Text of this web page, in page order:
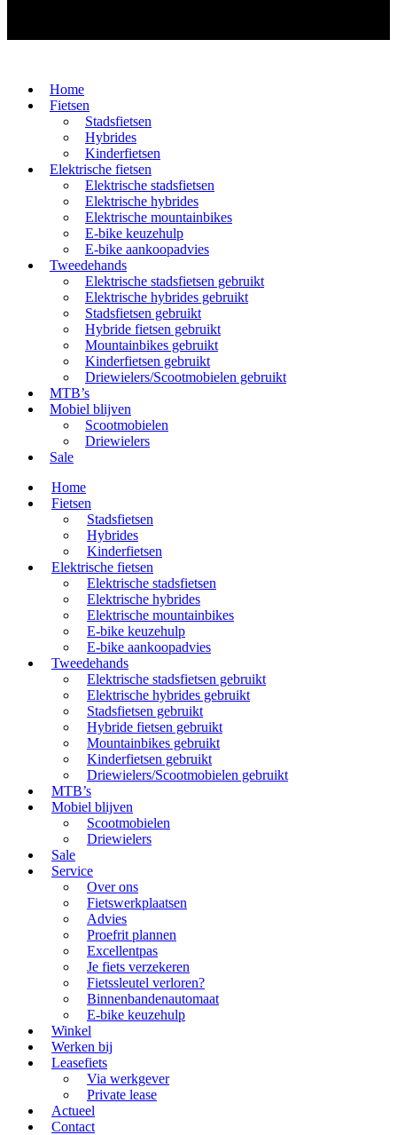
Home
Fietsen
Stadsfietsen
Hybrides
Kinderfietsen
Elektrische fietsen
Elektrische stadsfietsen
Elektrische hybrides
Elektrische mountainbikes
E-bike keuzehulp
E-bike aankoopadvies
Tweedehands
Elektrische stadsfietsen gebruikt
Elektrische hybrides gebruikt
Stadsfietsen gebruikt
Hybride fietsen gebruikt
Mountainbikes gebruikt
Kinderfietsen gebruikt
Driewielers/Scootmobielen gebruikt
MTB’s
Mobiel blijven
Scootmobielen
Driewielers
Sale
Home
Fietsen
Stadsfietsen
Hybrides
Kinderfietsen
Elektrische fietsen
Elektrische stadsfietsen
Elektrische hybrides
Elektrische mountainbikes
E-bike keuzehulp
E-bike aankoopadvies
Tweedehands
Elektrische stadsfietsen gebruikt
Elektrische hybrides gebruikt
Stadsfietsen gebruikt
Hybride fietsen gebruikt
Mountainbikes gebruikt
Kinderfietsen gebruikt
Driewielers/Scootmobielen gebruikt
MTB’s
Mobiel blijven
Scootmobielen
Driewielers
Sale
Service
Over ons
Fietswerkplaatsen
Advies
Proefrit plannen
Excellentpas
Je fiets verzekeren
Fietssleutel verloren?
Binnenbandenautomaat
E-bike keuzehulp
Winkel
Werken bij
Leasefiets
Via werkgever
Private lease
Actueel
Contact